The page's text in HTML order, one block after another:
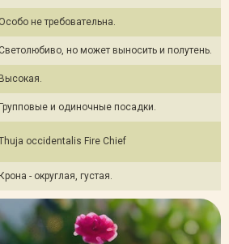
Особо не требовательна.
Светолюбиво, но может выносить и полутень.
Высокая.
Групповые и одиночные посадки.
occidentalis Fire Chief
Крона - округлая, густая.